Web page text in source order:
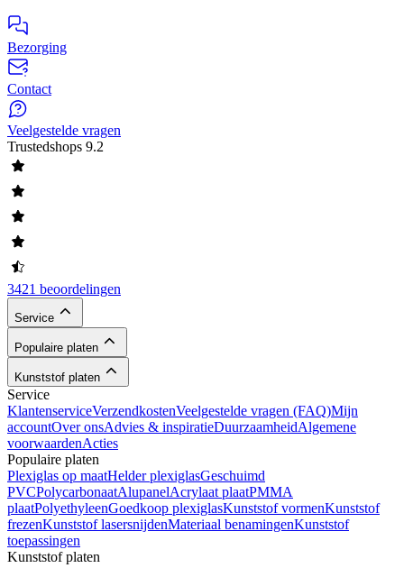
Bezorging
Contact
Veelgestelde vragen
Trustedshops 9.2
3421 beoordelingen
Service
Populaire platen
Kunststof platen
Service
KlantenserviceVerzendkostenVeelgestelde vragen (FAQ)Mijn
accountOver onsAdvies & inspiratieDuurzaamheidAlgemene
voorwaardenActies
Populaire platen
Plexiglas op maatHelder plexiglasGeschuimd
PVCPolycarbonaatAlupanelAcrylaat plaatPMMA
plaatPolyethyleenGoedkoop plexiglasKunststof vormenKunststof
frezenKunststof lasersnijdenMateriaal benamingenKunststof
toepassingen
Kunststof platen